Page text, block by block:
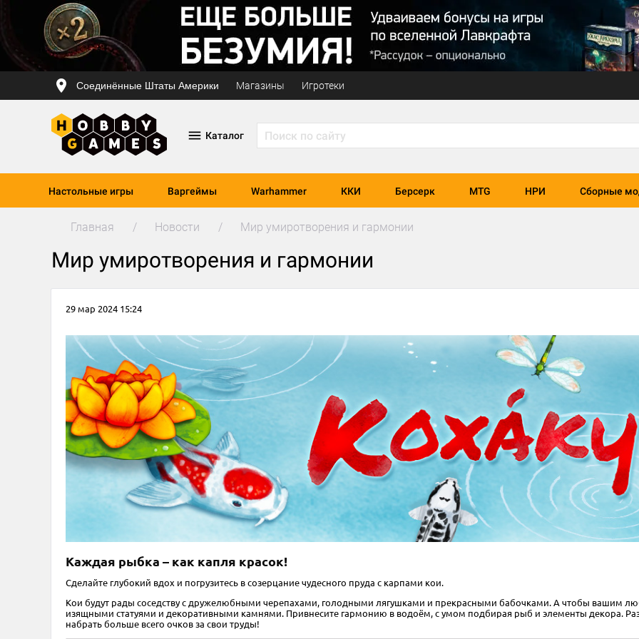
Соединённые Штаты Америки Магазины Игротеки
Каталог
Настольные игры Варгеймы Warhammer ККИ Берсерк MTG НРИ Сборные
Главная Новости Мир умиротворения и гармонии
Мир умиротворения и гармонии
29 мар 2024 15:24
Каждая рыбка – как капля красок!
Сделайте глубокий вдох и погрузитесь в созерцание чудесного пруда с карпами кои.
Кои будут рады соседству с дружелюбными черепахами, голодными лягушками и прекрасными бабочками. А чтобы вашим
изящными статуями и декоративными камнями. Привнесите гармонию в водоём, с умом подбирая рыб и элементы декора.
набрать больше всего очков за свои труды!